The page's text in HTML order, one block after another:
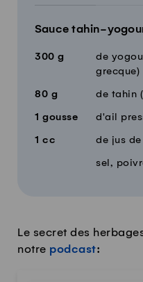
Sauce tahin-
300 g
de
grecque)
80 g de tahin
1 gousse d'ail
1 cc de jus
sel,
Le secret des
notre podcast: